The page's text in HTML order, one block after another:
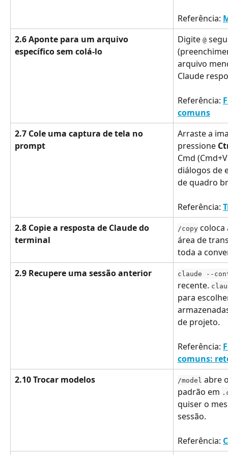
Referência:
2.6 Aponte para um arquivo
específico sem colá-lo
Digite @
arquivo
Claude
Referência:
comuns
2.7 Cole uma captura de tela no
prompt
Arraste a
pressione
Cmd
diálogos de
de quadro
Referência:
2.8 Copie a resposta de Claude do
terminal
/copy coloca
área de
toda a
2.9 Recupere uma sessão anterior
claude --
recente.
para
de projeto.
Referência:
comuns:
2.10 Trocar modelos
/model abre
padrão em
quiser o
sessão.
Referência: